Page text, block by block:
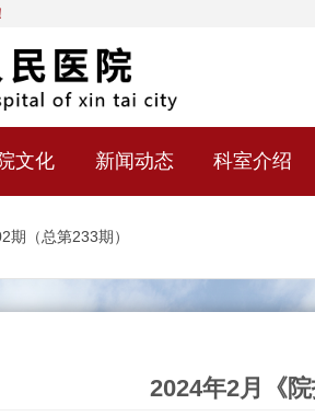
文化 新闻动态 科室介绍
期（总第233期）
2024年2月《